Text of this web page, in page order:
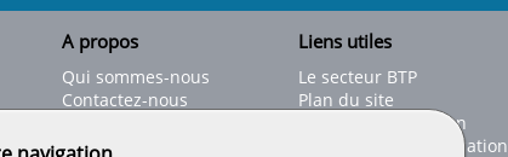
A propos
Qui sommes-nous
Contactez-nous
Informations légales
Liens utiles
Le secteur BTP
Plan du site
Conseils d'utilisation
Conditions de publication